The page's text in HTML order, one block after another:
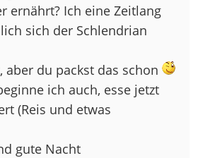
ernährt? Ich eine Zeitlang
sich der Schlendrian
aber du packst das schon
ich auch, esse jetzt
(Reis und etwas
gute Nacht